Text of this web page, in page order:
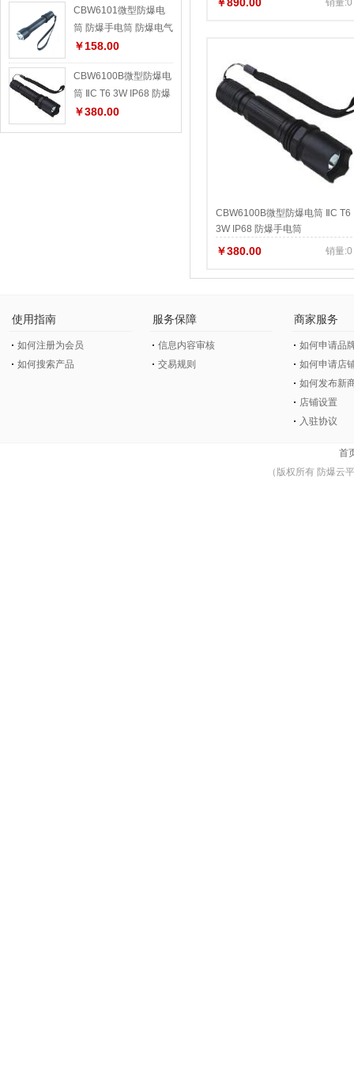
CBW6101微型防爆电
筒 防爆手电筒 防爆电气
强光防爆手电筒
￥158.00
CBW6100B微型防爆电
筒 ⅡC T6 3W IP68 防爆
手电筒
￥380.00
销量:0
CBW6100B微型防爆电筒 ⅡC T6
3W IP68 防爆手电筒
￥380.00 销量:0
使用指南
如何注册为会员
如何搜索产品
服务保障
信息内容审核
交易规则
商家服务
如何申请品
如何申请店
如何发布新
店铺设置
入驻协议
首
（版权所有 防爆